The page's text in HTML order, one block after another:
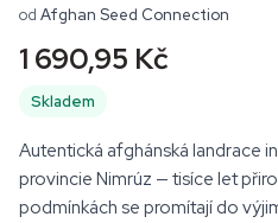
od Afghan Seed Connection
1 690,95 Kč
Skladem
Autentická afghánská landrace
provincie Nimrúz — tisíce let
podmínkách se promítají do